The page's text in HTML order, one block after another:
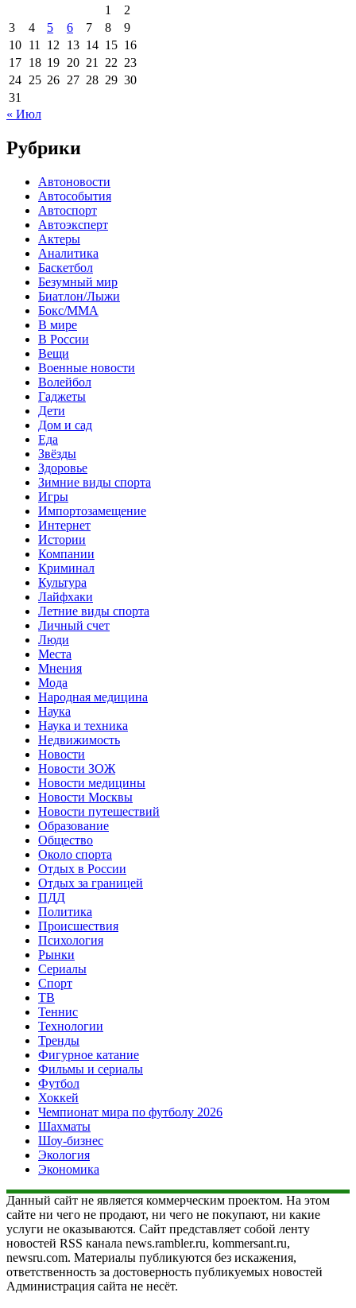
1
2
3
4 5 6 7 8
9
10 11 12 13 14 15 16
17 18 19 20 21 22 23
24 25 26 27 28 29 30
31
« Июл
Рубрики
Автоновости
Автособытия
Автоспорт
Автоэксперт
Актеры
Аналитика
Баскетбол
Безумный мир
Биатлон/Лыжи
Бокс/MMA
В мире
В России
Вещи
Военные новости
Волейбол
Гаджеты
Дети
Дом и сад
Еда
Звёзды
Здоровье
Зимние виды спорта
Игры
Импортозамещение
Интернет
Истории
Компании
Криминал
Культура
Лайфхаки
Летние виды спорта
Личный счет
Люди
Места
Мнения
Мода
Народная медицина
Наука
Наука и техника
Недвижимость
Новости
Новости ЗОЖ
Новости медицины
Новости Москвы
Новости путешествий
Образование
Общество
Около спорта
Отдых в России
Отдых за границей
ПДД
Политика
Происшествия
Психология
Рынки
Сериалы
Спорт
ТВ
Теннис
Технологии
Тренды
Фигурное катание
Фильмы и сериалы
Футбол
Хоккей
Чемпионат мира по футболу 2026
Шахматы
Шоу-бизнес
Экология
Экономика
Данный сайт не является коммерческим проектом. На этом
сайте ни чего не продают, ни чего не покупают, ни какие
услуги не оказываются. Сайт представляет собой ленту
новостей RSS канала news.rambler.ru, kommersant.ru,
newsru.com. Материалы публикуются без искажения,
ответственность за достоверность публикуемых новостей
Администрация сайта не несёт.